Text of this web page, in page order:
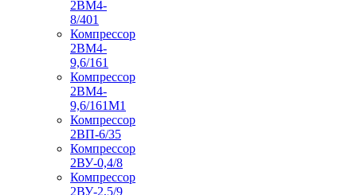
2ВМ4-
8/401
Компрессор
2ВМ4-
9,6/161
Компрессор
2ВМ4-
9,6/161М1
Компрессор
2ВП-6/35
Компрессор
2ВУ-0,4/8
Компрессор
2ВУ-2,5/9